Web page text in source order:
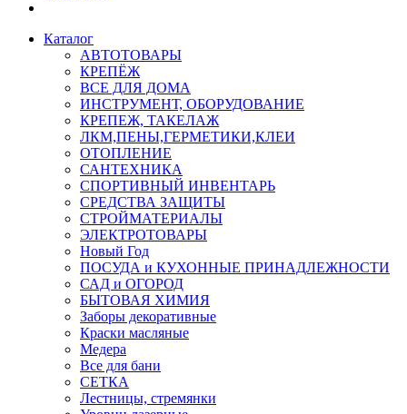
Каталог
АВТОТОВАРЫ
КРЕПЁЖ
ВСЕ ДЛЯ ДОМА
ИНСТРУМЕНТ, ОБОРУДОВАНИЕ
КРЕПЕЖ, ТАКЕЛАЖ
ЛКМ,ПЕНЫ,ГЕРМЕТИКИ,КЛЕИ
ОТОПЛЕНИЕ
САНТЕХНИКА
СПОРТИВНЫЙ ИНВЕНТАРЬ
СРЕДСТВА ЗАЩИТЫ
СТРОЙМАТЕРИАЛЫ
ЭЛЕКТРОТОВАРЫ
Новый Год
ПОСУДА и КУХОННЫЕ ПРИНАДЛЕЖНОСТИ
САД и ОГОРОД
БЫТОВАЯ ХИМИЯ
Заборы декоративные
Краски масляные
Медера
Все для бани
СЕТКА
Лестницы, стремянки